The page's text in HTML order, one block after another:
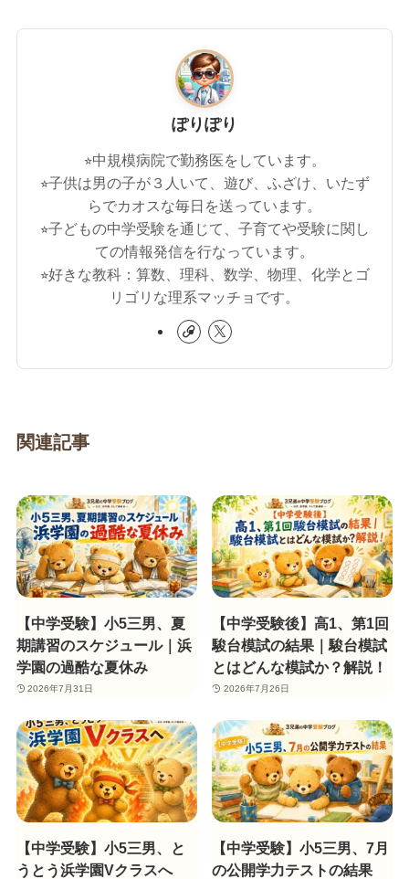
ぽりぽり
⭐︎中規模病院で勤務医をしています。
⭐︎子供は男の子が３人いて、遊び、ふざけ、いたず
らでカオスな毎日を送っています。
⭐︎子どもの中学受験を通じて、子育てや受験に関し
ての情報発信を行なっています。
⭐︎好きな教科：算数、理科、数学、物理、化学とゴ
リゴリな理系マッチョです。
関連記事
【中学受験】小5三男、夏
期講習のスケジュール｜浜
学園の過酷な夏休み
2026年7月31日
【中学受験後】高1、第1回
駿台模試の結果｜駿台模試
とはどんな模試か？解説！
2026年7月26日
【中学受験】小5三男、と
うとう浜学園Vクラスへ
【中学受験】小5三男、7月
の公開学力テストの結果